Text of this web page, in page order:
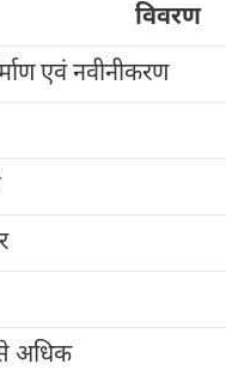
विवरण
एवं नवीनीकरण
अधिक